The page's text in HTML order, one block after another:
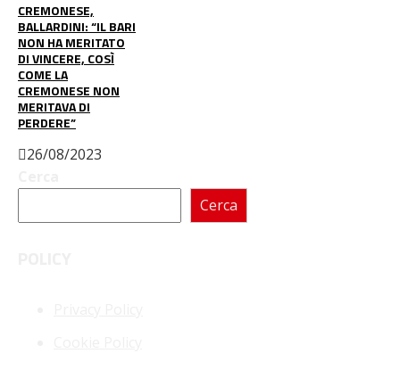
CREMONESE,
BALLARDINI: “IL BARI
NON HA MERITATO
DI VINCERE, COSÌ
COME LA
CREMONESE NON
MERITAVA DI
PERDERE”
26/08/2023
Cerca